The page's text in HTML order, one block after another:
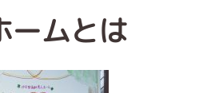
ームとは